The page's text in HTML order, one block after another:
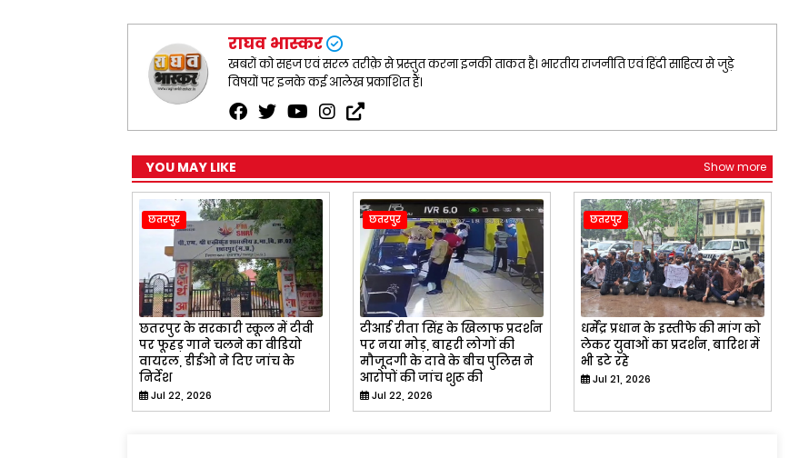
राघव भास्कर
खबरों को सहज एवं सरल तरीक़े से प्रस्तुत करना इनकी ताकत है। भारतीय राजनीति एवं हिंदी साहित्य से जुड़े
विषयों पर इनके कई आलेख प्रकाशित हैं।
YOU MAY LIKE Show more
छतरपुर
छतरपुर के सरकारी स्कूल में टीवी
पर फूहड़ गाने चलने का वीडियो
वायरल, डीईओ ने दिए जांच के
निर्देश
Jul 22, 2026
छतरपुर
टीआई रीता सिंह के खिलाफ प्रदर्शन
पर नया मोड़, बाहरी लोगों की
मौजूदगी के दावे के बीच पुलिस ने
आरोपों की जांच शुरू की
Jul 22, 2026
छतरपुर
धर्मेंद्र प्रधान के इस्तीफे की मांग को
लेकर युवाओं का प्रदर्शन, बारिश में
भी डटे रहे
Jul 21, 2026